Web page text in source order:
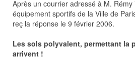
Après un courrier adressé à M.
équipement sportifs de la Ville de
reç la réponse le 9 février 2006.
Les sols polyvalent, permettant la
arrivent !